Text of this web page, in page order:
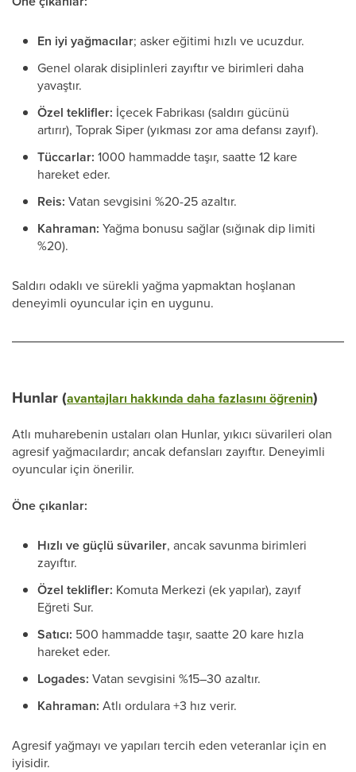
En iyi yağmacılar; asker eğitimi hızlı ve ucuzdur.
Genel olarak disiplinleri zayıftır ve birimleri daha
yavaştır.
Özel teklifler: İçecek Fabrikası (saldırı gücünü
artırır), Toprak Siper (yıkması zor ama defansı zayıf).
Tüccarlar: 1000 hammadde taşır, saatte 12 kare
hareket eder.
Reis: Vatan sevgisini %20-25 azaltır.
Kahraman: Yağma bonusu sağlar (sığınak dip limiti
%20).
Saldırı odaklı ve sürekli yağma yapmaktan hoşlanan
deneyimli oyuncular için en uygunu.
Hunlar (avantajları hakkında daha fazlasını öğrenin)
Atlı muharebenin ustaları olan Hunlar, yıkıcı süvarileri olan
agresif yağmacılardır; ancak defansları zayıftır. Deneyimli
oyuncular için önerilir.
Öne çıkanlar:
Hızlı ve güçlü süvariler, ancak savunma birimleri
zayıftır.
Özel teklifler: Komuta Merkezi (ek yapılar), zayıf
Eğreti Sur.
Satıcı: 500 hammadde taşır, saatte 20 kare hızla
hareket eder.
Logades: Vatan sevgisini %15–30 azaltır.
Kahraman: Atlı ordulara +3 hız verir.
Agresif yağmayı ve yapıları tercih eden veteranlar için en
iyisidir.